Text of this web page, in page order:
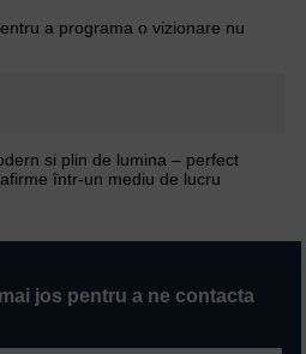
a programa o vizionare nu
si plin de lumina – perfect
într-un mediu de lucru
jos pentru a ne contacta